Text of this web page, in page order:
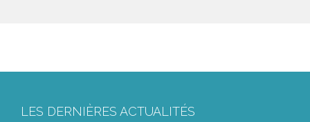
LES DERNIÈRES ACTUALITÉS